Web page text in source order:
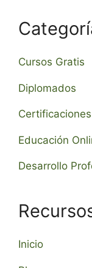
Cursos Gratis
Diplomados
Certificaciones
Educación
Desarrollo
Inicio